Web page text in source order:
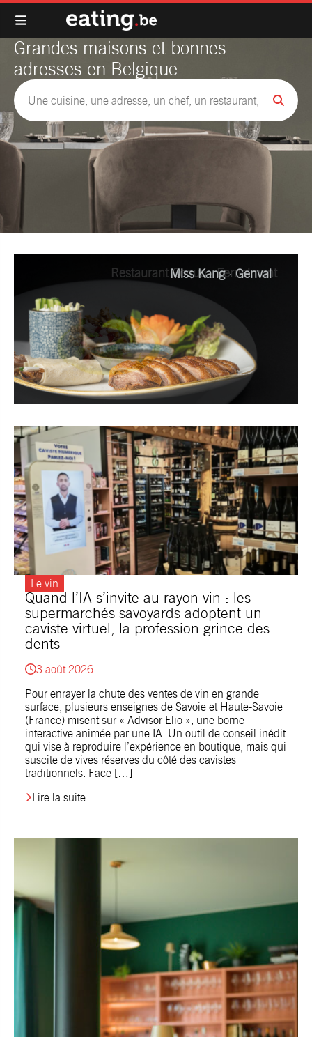
Grandes maisons et bonnes
adresses en Belgique
Miss Kang · Genval
Quand l’IA s’invite au rayon vin : les
supermarchés savoyards adoptent un
caviste virtuel, la profession grince des
dents
Le vin
3 août 2026
Pour enrayer la chute des ventes de vin en grande
surface, plusieurs enseignes de Savoie et Haute-Savoie
(France) misent sur « Advisor Elio », une borne
interactive animée par une IA. Un outil de conseil inédit
qui vise à reproduire l’expérience en boutique, mais qui
suscite de vives réserves du côté des cavistes
traditionnels. Face […]
Lire la suite